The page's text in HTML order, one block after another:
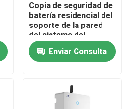
Copia de seguridad de
batería residencial del
soporte de la pared
del sistema del
almacenamiento de
energía de 8.2KWH
288V todo en una
Enviar Consulta